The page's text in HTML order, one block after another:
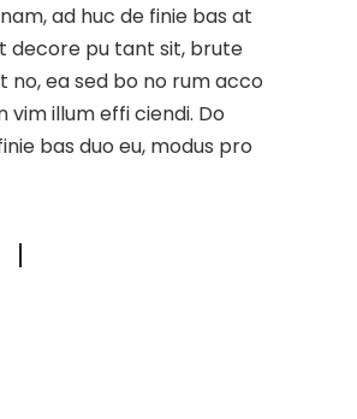
ad huc de finie bas at
decore pu tant sit, brute
no, ea sed bo no rum acco
vim illum effi ciendi. Do
bas duo eu, modus pro